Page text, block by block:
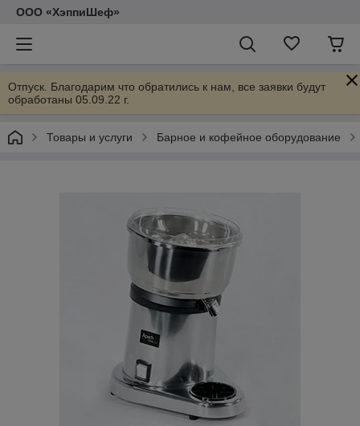
ООО «ХэппиШеф»
Отпуск. Благодарим что обратились к нам, все заявки будут
обработаны 05.09.22 г.
Товары и услуги Барное и кофейное оборудование